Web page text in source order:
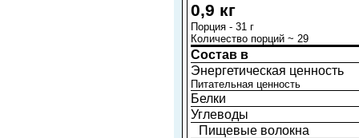
0,9 кг
Порция - 31 г
Количество порций ~ 29
Состав в
Энергетическая ценность
Питательная ценность
Белки
Углеводы
Пищевые волокна